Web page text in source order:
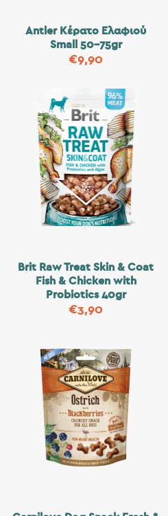
Antler Κέρατο Ελαφιού
Small 50-75gr
€9,90
Brit Raw Treat Skin & Coat
Fish & Chicken with
Probiotics 40gr
€3,90